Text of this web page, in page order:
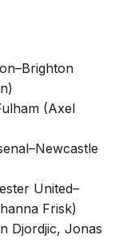
(Axel
United–
Frisk)
Djordjic, Jonas